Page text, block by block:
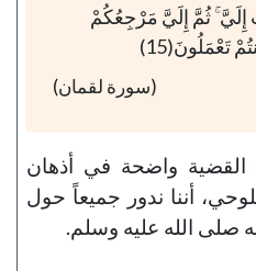
إِلَيَّ ۚ ثُمَّ إِلَيَّ مَرْجِعُكُمْ
تَعْمَلُونَ(15)
(سورة لقمان)
واضحة في أذهان
أننا ندور جميعاً حول
صلى الله عليه وسلم.